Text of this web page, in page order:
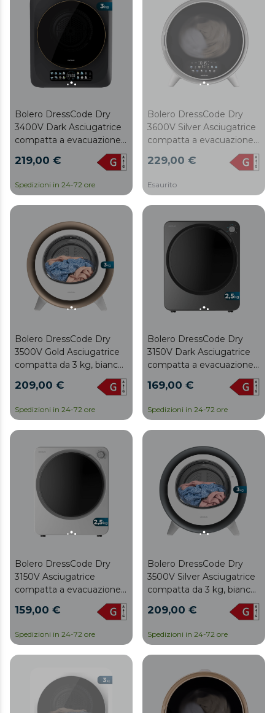
Bolero DressCode Dry
3400V Dark Asciugatrice
compatta a evacuazione
con capacità di 3 kg dark,
display FullColor, 8
automatica intelligente,
cestello in acciaio inox con
funzione UV Care, Dry
Shoe Pro, funzione
antipieghe, Delay Start,
KidLock e installazione
flessibile.
219,00 €
Spedizioni in 24-72 ore
Bolero DressCode Dry
3600V Silver Asciugatrice
compatta a evacuazione
bianca con capacità di 3
kg, dettagli cromati grigi,
12 programmi, asciugatura
automatica, funzione
in acciaio inox con
rotazione bidirezionale e
sistema antipieghe Anti-
Wrinkle Motion,
accessorio per scarpe e
funzioni Delay Start,
KidLock, Modalità
229,00 €
Esaurito
Bolero DressCode Dry
3500V Gold Asciugatrice
compatta da 3 kg, bianca
cromato, asciugatura
Touch Control, funzione
UV Care, cestello in
bidirezionale, Dry Shoe
Rack e Delay Start
209,00 €
Spedizioni in 24-72 ore
Bolero DressCode Dry
3150V Dark Asciugatrice
compatta a evacuazione
dark grey da 2,5 kg con
950 W, con 4 programmi
raffreddamento,
programma ECO,
asciugatura rapida ed
efficiente, ideale per
piccoli spazi.
169,00 €
Spedizioni in 24-72 ore
Bolero DressCode Dry
3150V Asciugatrice
compatta a evacuazione
bianca da 2,5 kg con 950
W, con 4 programmi di
raffreddamento,
programma ECO,
asciugatura rapida ed
efficiente, ideale per
piccoli spazi.
159,00 €
Spedizioni in 24-72 ore
Bolero DressCode Dry
3500V Silver Asciugatrice
compatta da 3 kg, bianca
grigia, asciugatura
Touch Control, funzione
UV Care, cestello in
acciaio inox e rotazione
bidirezionale, Dry Shoe
Rack e Delay Start
209,00 €
Spedizioni in 24-72 ore